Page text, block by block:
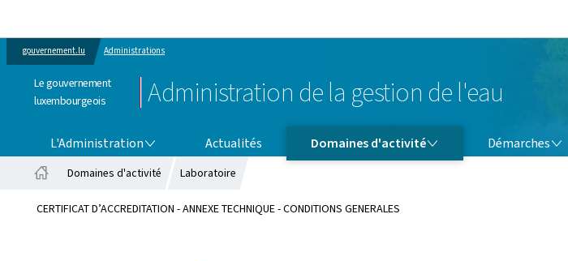
gouvernement.lu Administrations
Le gouvernement
luxembourgeois
Administration de la gestion de l'eau
L'Administration Actualités Domaines d'activité Démarches
DÉMARCHES
Domaines d'activité Laboratoire
CERTIFICAT D’ACCREDITATION - ANNEXE TECHNIQUE - CONDITIONS GENERALES